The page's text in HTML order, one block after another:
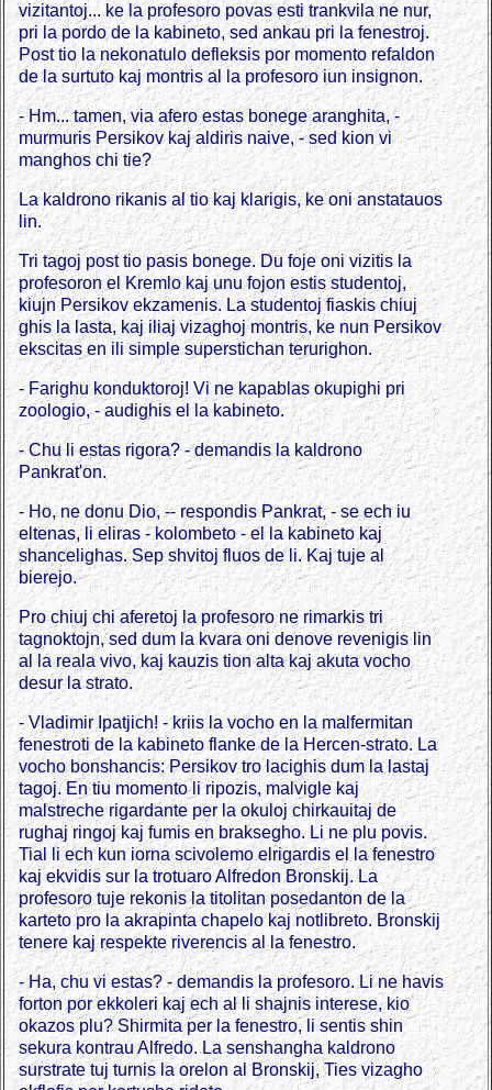
vizitantoj... ke la profesoro povas esti trankvila ne nur,
pri la pordo de la kabineto, sed ankau pri la fenestroj.
Post tio la nekonatulo defleksis por momento refaldon
de la surtuto kaj montris al la profesoro iun insignon.
- Hm... tamen, via afero estas bonege aranghita, -
murmuris Persikov kaj aldiris naive, - sed kion vi
manghos chi tie?
La kaldrono rikanis al tio kaj klarigis, ke oni anstatauos
lin.
Tri tagoj post tio pasis bonege. Du foje oni vizitis la
profesoron el Kremlo kaj unu fojon estis studentoj,
kiujn Persikov ekzamenis. La studentoj fiaskis chiuj
ghis la lasta, kaj iliaj vizaghoj montris, ke nun Persikov
ekscitas en ili simple superstichan terurighon.
- Farighu konduktoroj! Vi ne kapablas okupighi pri
zoologio, - audighis el la kabineto.
- Chu li estas rigora? - demandis la kaldrono
Pankrat'on.
- Ho, ne donu Dio, -- respondis Pankrat, - se ech iu
eltenas, li eliras - kolombeto - el la kabineto kaj
shancelighas. Sep shvitoj fluos de li. Kaj tuje al
bierejo.
Pro chiuj chi aferetoj la profesoro ne rimarkis tri
tagnoktojn, sed dum la kvara oni denove revenigis lin
al la reala vivo, kaj kauzis tion alta kaj akuta vocho
desur la strato.
- Vladimir Ipatjich! - kriis la vocho en la malfermitan
fenestroti de la kabineto flanke de la Hercen-strato. La
vocho bonshancis: Persikov tro lacighis dum la lastaj
tagoj. En tiu momento li ripozis, malvigle kaj
malstreche rigardante per la okuloj chirkauitaj de
rughaj ringoj kaj fumis en braksegho. Li ne plu povis.
Tial li ech kun iorna scivolemo elrigardis el la fenestro
kaj ekvidis sur la trotuaro Alfredon Bronskij. La
profesoro tuje rekonis la titolitan posedanton de la
karteto pro la akrapinta chapelo kaj notlibreto. Bronskij
tenere kaj respekte riverencis al la fenestro.
- Ha, chu vi estas? - demandis la profesoro. Li ne havis
forton por ekkoleri kaj ech al li shajnis interese, kio
okazos plu? Shirmita per la fenestro, li sentis shin
sekura kontrau Alfredo. La senshangha kaldrono
surstrate tuj turnis la orelon al Bronskij, Ties vizagho